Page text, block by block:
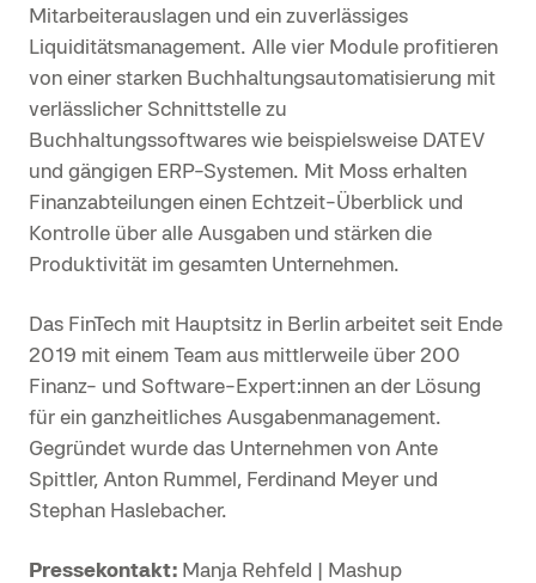
Mitarbeiterauslagen und ein zuverlässiges
Liquiditätsmanagement. Alle vier Module profitieren
von einer starken Buchhaltungsautomatisierung mit
verlässlicher Schnittstelle zu
Buchhaltungssoftwares wie beispielsweise DATEV
und gängigen ERP-Systemen. Mit Moss erhalten
Finanzabteilungen einen Echtzeit-Überblick und
Kontrolle über alle Ausgaben und stärken die
Produktivität im gesamten Unternehmen.
Das FinTech mit Hauptsitz in Berlin arbeitet seit Ende
2019 mit einem Team aus mittlerweile über 200
Finanz- und Software-Expert:innen an der Lösung
für ein ganzheitliches Ausgabenmanagement.
Gegründet wurde das Unternehmen von Ante
Spittler, Anton Rummel, Ferdinand Meyer und
Stephan Haslebacher.
Pressekontakt: Manja Rehfeld | Mashup